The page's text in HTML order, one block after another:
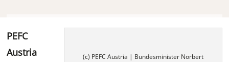
(c) PEFC Austria | Bundesminister Norbert
PEFC
Austria